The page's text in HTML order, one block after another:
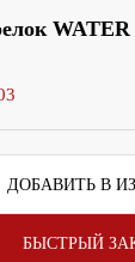
БЫСТРЫЙ
ДОБАВИТЬ В